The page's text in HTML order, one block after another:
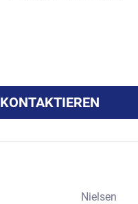
KONTAKTIEREN
Nielsen